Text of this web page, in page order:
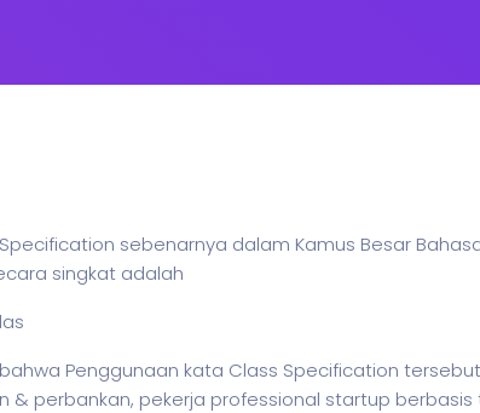
sebenarnya dalam Kamus Besar
singkat adalah
Penggunaan kata Class Specification
& perbankan, pekerja professional startup